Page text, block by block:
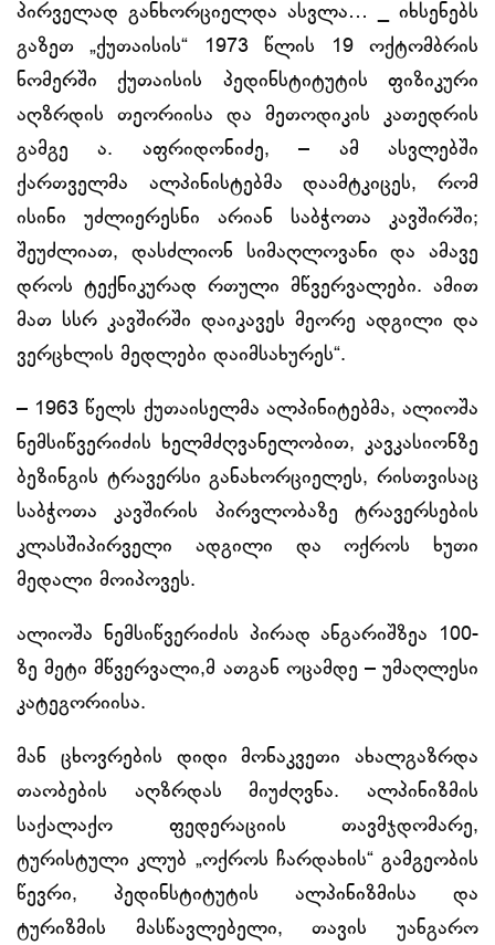
პირველად განხორციელდა ასვლა… _ იხსენებს
გაზეთ „ქუთაისის“ 1973 წლის 19 ოქტომბრის
ნომერში ქუთაისის პედინსტიტუტის ფიზიკური
აღზრდის თეორიისა და მეთოდიკის კათედრის
გამგე ა. აფრიდონიძე, – ამ ასვლებში
ქართველმა ალპინისტებმა დაამტკიცეს, რომ
ისინი უძლიერესნი არიან საბჭოთა კავშირში;
შეუძლიათ, დასძლიონ სიმაღლოვანი და ამავე
დროს ტექნიკურად რთული მწვერვალები. ამით
მათ სსრ კავშირში დაიკავეს მეორე ადგილი და
ვერცხლის მედლები დაიმსახურეს“.
– 1963 წელს ქუთაისელმა ალპინიტებმა, ალიოშა
ნემსიწვერიძის ხელმძღვანელობით, კავკასიონზე
ბეზინგის ტრავერსი განახორციელეს, რისთვისაც
საბჭოთა კავშირის პირვლობაზე ტრავერსების
კლასშიპირველი ადგილი და ოქროს ხუთი
მედალი მოიპოვეს.
ალიოშა ნემსიწვერიძის პირად ანგარიშზეა 100-
ზე მეტი მწვერვალი,მ ათგან ოცამდე – უმაღლესი
კატეგორიისა.
მან ცხოვრების დიდი მონაკვეთი ახალგაზრდა
თაობების აღზრდას მიუძღვნა. ალპინიზმის
საქალაქო ფედერაციის თავმჯდომარე,
ტურისტული კლუბ „ოქროს ჩარდახის“ გამგეობის
წევრი, პედინსტიტუტის ალპინიზმისა და
ტურიზმის მასწავლებელი, თავის უანგარო